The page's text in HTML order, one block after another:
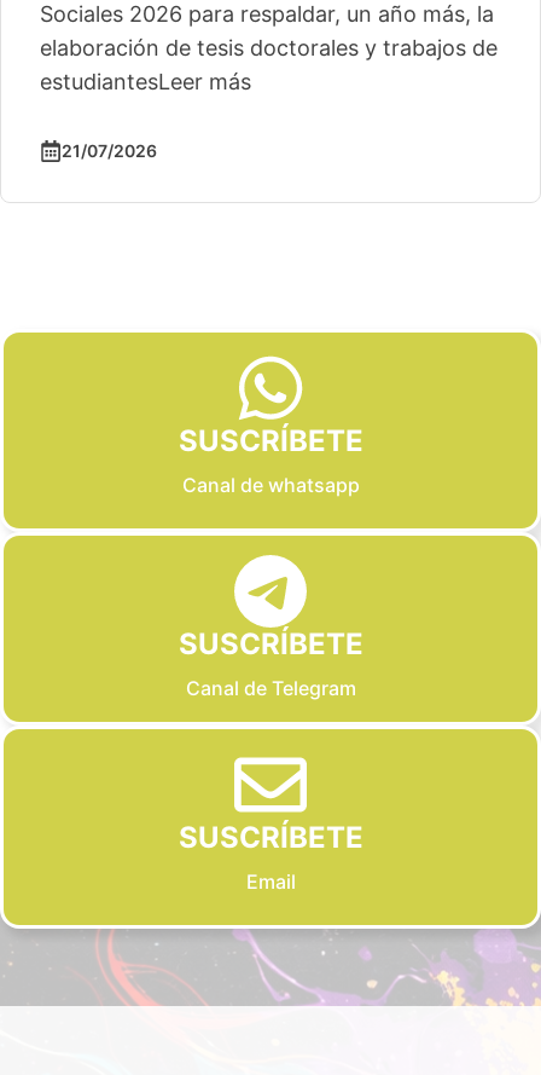
Sociales 2026 para respaldar, un año más, la
elaboración de tesis doctorales y trabajos de
estudiantesLeer más
21/07/2026
SUSCRÍBETE
Canal de whatsapp
SUSCRÍBETE
Canal de Telegram
SUSCRÍBETE
Email